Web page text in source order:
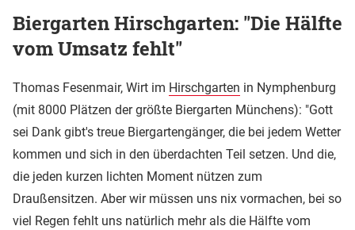
Biergarten Hirschgarten: "Die Hälfte
vom Umsatz fehlt"
Thomas Fesenmair, Wirt im Hirschgarten in Nymphenburg
(mit 8000 Plätzen der größte Biergarten Münchens): "Gott
sei Dank gibt's treue Biergartengänger, die bei jedem Wetter
kommen und sich in den überdachten Teil setzen. Und die,
die jeden kurzen lichten Moment nützen zum
Draußensitzen. Aber wir müssen uns nix vormachen, bei so
viel Regen fehlt uns natürlich mehr als die Hälfte vom